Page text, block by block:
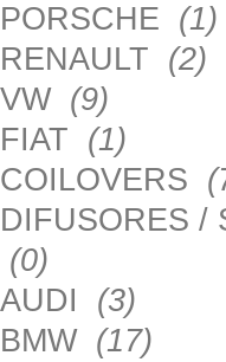
PORSCHE (1)
RENAULT (2)
VW (9)
FIAT (1)
COILOVERS
DIFUSORES /
(0)
AUDI (3)
BMW (17)